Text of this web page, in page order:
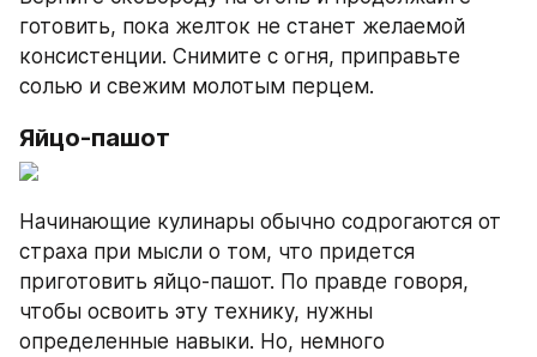
готовить, пока желток не станет желаемой
консистенции. Снимите с огня, приправьте
солью и свежим молотым перцем.
Яйцо-пашот
Начинающие кулинары обычно содрогаются от
страха при мысли о том, что придется
приготовить яйцо-пашот. По правде говоря,
чтобы освоить эту технику, нужны
определенные навыки. Но, немного